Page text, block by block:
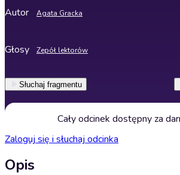
Autor Agata Gracka
Głosy Zepół lektorów
Słuchaj fragmentu
Cały odcinek dostępny za
Zaloguj się i słuchaj odcinka
Opis